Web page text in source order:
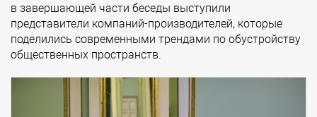
в завершающей части беседы выступили
представители компаний-производителей, которые
поделились современными трендами по обустройству
общественных пространств.